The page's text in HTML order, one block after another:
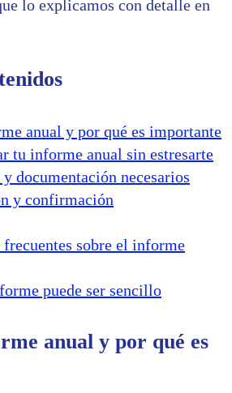
lo explicamos con detalle en
anual y por qué es importante
tu informe anual sin estresarte
documentación necesarios
y confirmación
frecuentes sobre el informe
puede ser sencillo
anual y por qué es